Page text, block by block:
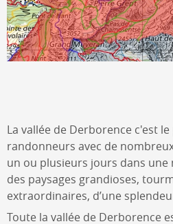
La vallée de Derborence c'est
randonneurs avec de
un ou plusieurs jours dans une
des paysages grandioses,
extraordinaires, d’une
Toute la vallée de Derborence